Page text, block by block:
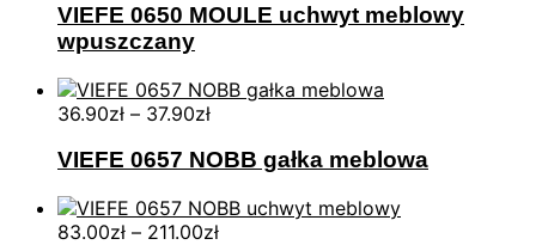
VIEFE 0650 MOULE uchwyt meblowy
wpuszczany
36.90zł – 37.90zł
VIEFE 0657 NOBB gałka meblowa
83.00zł – 211.00zł